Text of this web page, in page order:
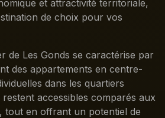
et attractivité territoriale,
de choix pour vos
de Les Gonds se caractérise par
des appartements en centre-
dans les quartiers
restent accessibles comparés aux
tout en offrant un potentiel de